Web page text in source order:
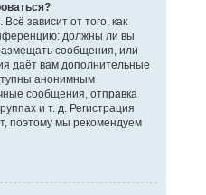
зависит от того, как
должны ли вы
сообщения, или
даёт вам дополнительные
анонимным
сообщения, отправка
и т. д. Регистрация
поэтому мы рекомендуем